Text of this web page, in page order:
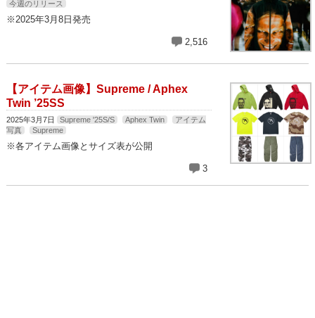
今週のリリース
※2025年3月8日発売
2,516
【アイテム画像】Supreme / Aphex
Twin ’25SS
2025年3月7日 Supreme '25S/S Aphex Twin
アイテム
写真
Supreme
※各アイテム画像とサイズ表が公開
3